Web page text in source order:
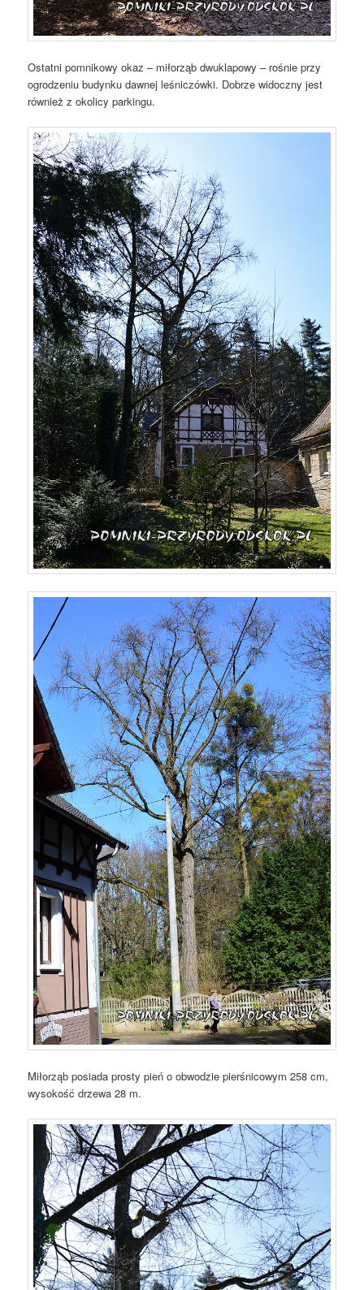
Ostatni pomnikowy okaz – miłorząb dwuklapowy – rośnie przy
ogrodzeniu budynku dawnej leśniczówki. Dobrze widoczny jest
również z okolicy parkingu.
Miłorząb posiada prosty pień o obwodzie pierśnicowym 258 cm,
wysokość drzewa 28 m.